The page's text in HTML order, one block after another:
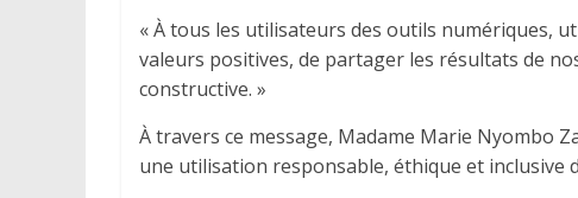
« À tous les utilisateurs des outils numériques,
valeurs positives, de partager les résultats de
constructive. »
À travers ce message, Madame Marie Nyombo
une utilisation responsable, éthique et inclusive